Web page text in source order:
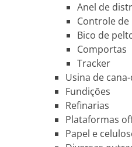
Anel de
Controle de
Bico de
Comportas
Tracker
Usina de
Fundições
Refinarias
Plataformas
Papel e